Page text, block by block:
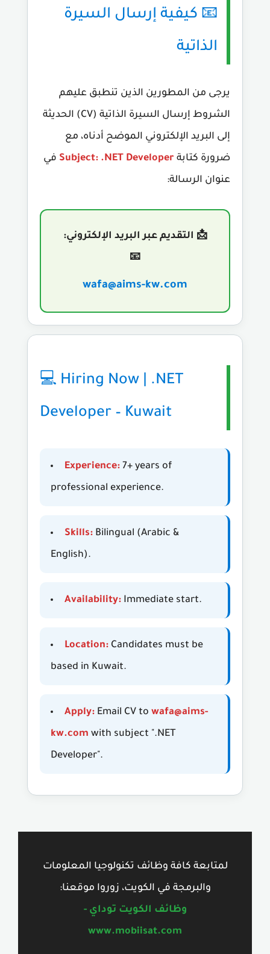
📧 كيفية إرسال السيرة
الذاتية
يرجى من المطورين الذين تنطبق عليهم
الشروط إرسال السيرة الذاتية (CV) الحديثة
إلى البريد الإلكتروني الموضح أدناه، مع
ضرورة كتابة Subject: .NET Developer في
عنوان الرسالة:
📩 التقديم عبر البريد الإلكتروني:
📧
wafa@aims-kw.com
💻 Hiring Now | .NET
Developer – Kuwait
Experience: 7+ years of
professional experience.
Skills: Bilingual (Arabic &
English).
Availability: Immediate start.
Location: Candidates must be
based in Kuwait.
Apply: Email CV to wafa@aims-
kw.com with subject ".NET
Developer".
لمتابعة كافة وظائف تكنولوجيا المعلومات
والبرمجة في الكويت، زوروا موقعنا:
وظائف الكويت توداي -
www.mobiisat.com